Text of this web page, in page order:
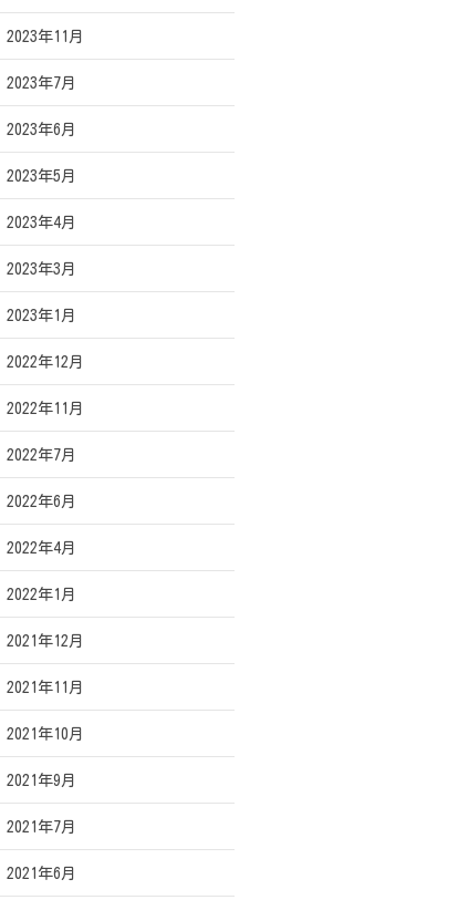
2023年11月
2023年7月
2023年6月
2023年5月
2023年4月
2023年3月
2023年1月
2022年12月
2022年11月
2022年7月
2022年6月
2022年4月
2022年1月
2021年12月
2021年11月
2021年10月
2021年9月
2021年7月
2021年6月